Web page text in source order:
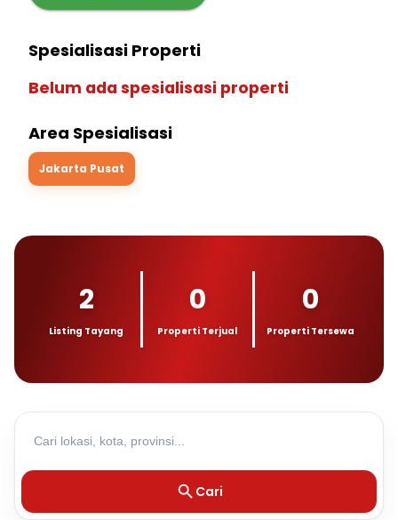
Spesialisasi Properti
Belum ada spesialisasi properti
Area Spesialisasi
Jakarta Pusat
2
Listing Tayang
0
Properti Terjual
0
Properti Tersewa
Cari